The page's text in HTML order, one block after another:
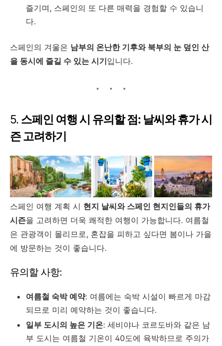
즐기며, 스페인의 또 다른 매력을 경험할 수 있습니
다.
스페인의 겨울은 남부의 온난한 기후와 북부의 눈 덮인 산
을 동시에 즐길 수 있는 시기입니다.
5. 스페인 여행 시 유의할 점: 날씨와 휴가 시
즌 고려하기
스페인 여행 계획 시 현지 날씨와 스페인 현지인들의 휴가
시즌을 고려하면 더욱 쾌적한 여행이 가능합니다. 여름철
은 관광객이 몰리므로, 혼잡을 피하고 싶다면 봄이나 가을
에 방문하는 것이 좋습니다.
유의할 사항:
여름철 숙박 예약: 여름에는 숙박 시설이 빠르게 마감
되므로 미리 예약하는 것이 좋습니다.
일부 도시의 높은 기온: 세비야나 코르도바와 같은 남
부 도시는 여름철 기온이 40도에 육박하므로 주의가